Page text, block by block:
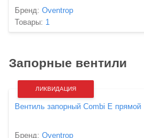
Бренд: Oventrop
Товары: 1
Запорные вентили
ЛИКВИДАЦИЯ
Вентиль запорный Combi E прямой
Бренд: Oventrop